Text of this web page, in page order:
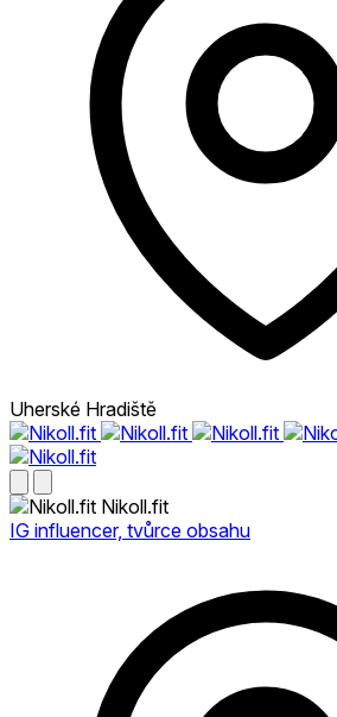
Uherské Hradiště
Nikoll.fit
IG influencer, tvůrce obsahu